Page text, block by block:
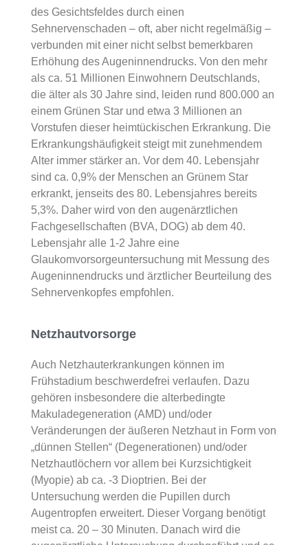
des Gesichtsfeldes durch einen
Sehnervenschaden – oft, aber nicht regelmäßig –
verbunden mit einer nicht selbst bemerkbaren
Erhöhung des Augeninnendrucks. Von den mehr
als ca. 51 Millionen Einwohnern Deutschlands,
die älter als 30 Jahre sind, leiden rund 800.000 an
einem Grünen Star und etwa 3 Millionen an
Vorstufen dieser heimtückischen Erkrankung. Die
Erkrankungshäufigkeit steigt mit zunehmendem
Alter immer stärker an. Vor dem 40. Lebensjahr
sind ca. 0,9% der Menschen an Grünem Star
erkrankt, jenseits des 80. Lebensjahres bereits
5,3%. Daher wird von den augenärztlichen
Fachgesellschaften (BVA, DOG) ab dem 40.
Lebensjahr alle 1-2 Jahre eine
Glaukomvorsorgeuntersuchung mit Messung des
Augeninnendrucks und ärztlicher Beurteilung des
Sehnervenkopfes empfohlen.
Netzhautvorsorge
Auch Netzhauterkrankungen können im
Frühstadium beschwerdefrei verlaufen. Dazu
gehören insbesondere die alterbedingte
Makuladegeneration (AMD) und/oder
Veränderungen der äußeren Netzhaut in Form von
„dünnen Stellen“ (Degenerationen) und/oder
Netzhautlöchern vor allem bei Kurzsichtigkeit
(Myopie) ab ca. -3 Dioptrien. Bei der
Untersuchung werden die Pupillen durch
Augentropfen erweitert. Dieser Vorgang benötigt
meist ca. 20 – 30 Minuten. Danach wird die